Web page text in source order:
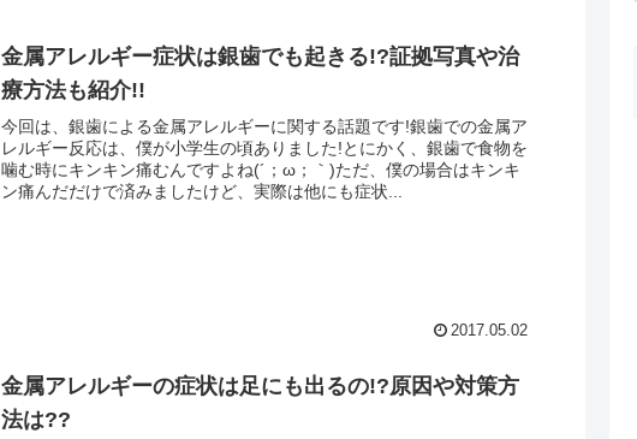
金属アレルギー症状は銀歯でも起きる!?証拠写真や治
療方法も紹介!!
今回は、銀歯による金属アレルギーに関する話題です!銀歯での金属ア
レルギー反応は、僕が小学生の頃ありました!とにかく、銀歯で食物を
噛む時にキンキン痛むんですよね(´；ω；｀)ただ、僕の場合はキンキ
ン痛んだだけで済みましたけど、実際は他にも症状...
2017.05.02
金属アレルギーの症状は足にも出るの!?原因や対策方
法は??